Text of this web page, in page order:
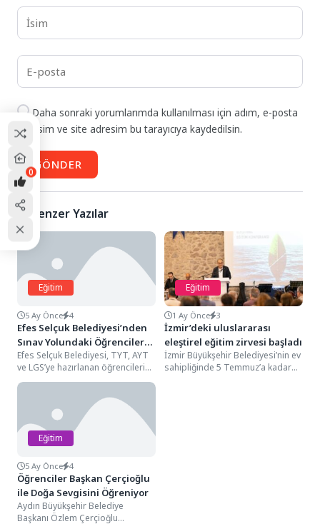
Daha sonraki yorumlarımda kullanılması için adım, e-posta
adresim ve site adresim bu tarayıcıya kaydedilsin.
GÖNDER
Benzer Yazılar
Eğitim
5 Ay Önce 4
Efes Selçuk Belediyesi’nden
Sınav Yolundaki Öğrencilere
Destek
Efes Selçuk Belediyesi, TYT, AYT
ve LGS’ye hazırlanan öğrencilerin
sınav sürecine katkı sağlamak
Eğitim
1 Ay Önce 3
İzmir’deki uluslararası
eleştirel eğitim zirvesi başladı
İzmir Büyükşehir Belediyesi’nin ev
sahipliğinde 5 Temmuz’a kadar
Eğitim
5 Ay Önce 4
Öğrenciler Başkan Çerçioğlu
ile Doğa Sevgisini Öğreniyor
Aydın Büyükşehir Belediye
Başkanı Özlem Çerçioğlu
0